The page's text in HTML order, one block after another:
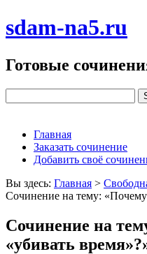
sdam-na5.ru
Готовые
Главная
Заказать сочинение
Добавить своё
Вы здесь: Главная >
Сочинение на тему: «Почему
Сочинение на
«убивать